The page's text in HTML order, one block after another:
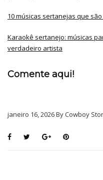
10 músicas sertanejas que
Karaokê sertanejo: músicas
verdadeiro artista
Comente aqui!
janeiro 16, 2026 By Cowboy